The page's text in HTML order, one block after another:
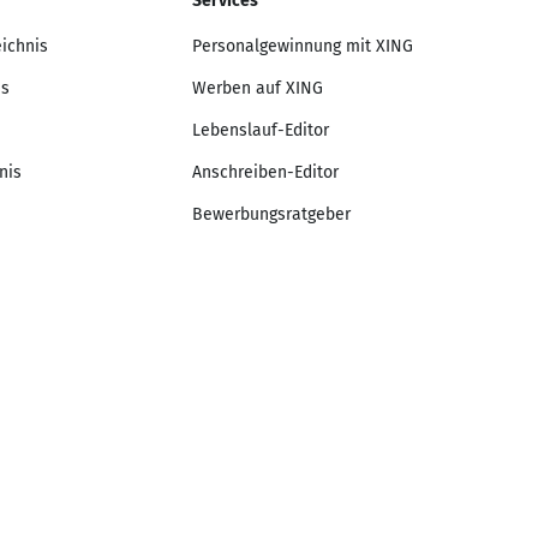
Personalgewinnung mit XING
Werben auf XING
Lebenslauf-Editor
Anschreiben-Editor
Bewerbungsratgeber